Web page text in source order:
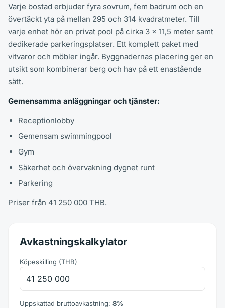
Varje bostad erbjuder fyra sovrum, fem badrum och en
övertäckt yta på mellan 295 och 314 kvadratmeter. Till
varje enhet hör en privat pool på cirka 3 x 11,5 meter samt
dedikerade parkeringsplatser. Ett komplett paket med
vitvaror och möbler ingår. Byggnadernas placering ger en
utsikt som kombinerar berg och hav på ett enastående
sätt.
Gemensamma anläggningar och tjänster:
Receptionlobby
Gemensam swimmingpool
Gym
Säkerhet och övervakning dygnet runt
Parkering
Priser från 41 250 000 THB.
Avkastningskalkylator
Köpeskilling (THB)
Uppskattad bruttoavkastning: 8%